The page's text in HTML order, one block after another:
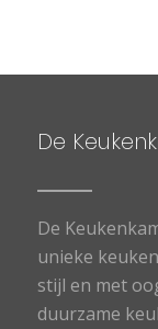
De
De
unieke
stijl en met
duurzame